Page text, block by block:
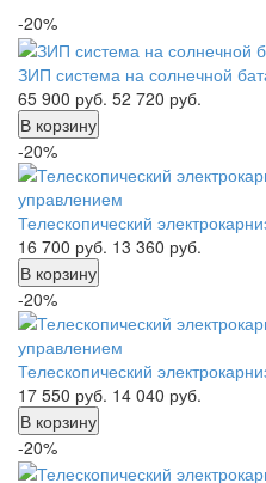
-20%
ЗИП система на солнечной
65 900 руб. 52 720 руб.
В корзину
-20%
Телескопический
16 700 руб. 13 360 руб.
В корзину
-20%
Телескопический
17 550 руб. 14 040 руб.
В корзину
-20%